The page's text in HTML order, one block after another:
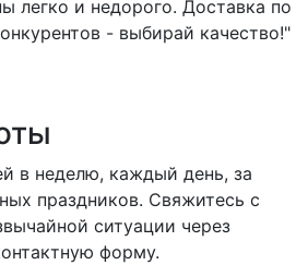
легко и недорого. Доставка по
- выбирай качество!"
в неделю, каждый день, за
праздников. Свяжитесь с
ситуации через
форму.